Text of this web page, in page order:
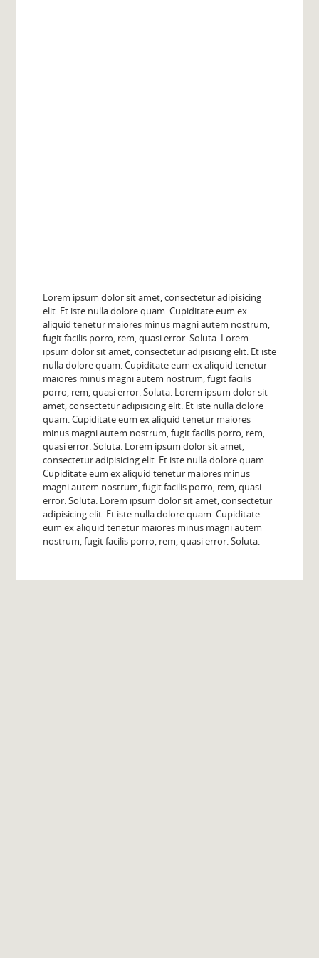
Lorem ipsum dolor sit amet, consectetur adipisicing
elit. Et iste nulla dolore quam. Cupiditate eum ex
aliquid tenetur maiores minus magni autem nostrum,
fugit facilis porro, rem, quasi error. Soluta. Lorem
ipsum dolor sit amet, consectetur adipisicing elit. Et iste
nulla dolore quam. Cupiditate eum ex aliquid tenetur
maiores minus magni autem nostrum, fugit facilis
porro, rem, quasi error. Soluta. Lorem ipsum dolor sit
amet, consectetur adipisicing elit. Et iste nulla dolore
quam. Cupiditate eum ex aliquid tenetur maiores
minus magni autem nostrum, fugit facilis porro, rem,
quasi error. Soluta. Lorem ipsum dolor sit amet,
consectetur adipisicing elit. Et iste nulla dolore quam.
Cupiditate eum ex aliquid tenetur maiores minus
magni autem nostrum, fugit facilis porro, rem, quasi
error. Soluta. Lorem ipsum dolor sit amet, consectetur
adipisicing elit. Et iste nulla dolore quam. Cupiditate
eum ex aliquid tenetur maiores minus magni autem
nostrum, fugit facilis porro, rem, quasi error. Soluta.